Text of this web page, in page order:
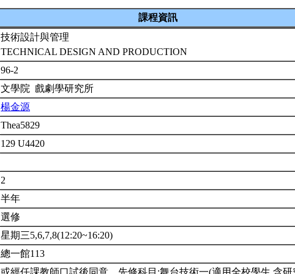
課程資訊
技術設計與管理
TECHNICAL DESIGN AND PRODUCTION
96-2
文學院 戲劇學研究所
楊金源
Thea5829
129 U4420
2
半年
選修
星期三5,6,7,8(12:20~16:20)
總一館113
或經任課教師口試後同意。先修科目:舞台技術一(適用全校學生,含研